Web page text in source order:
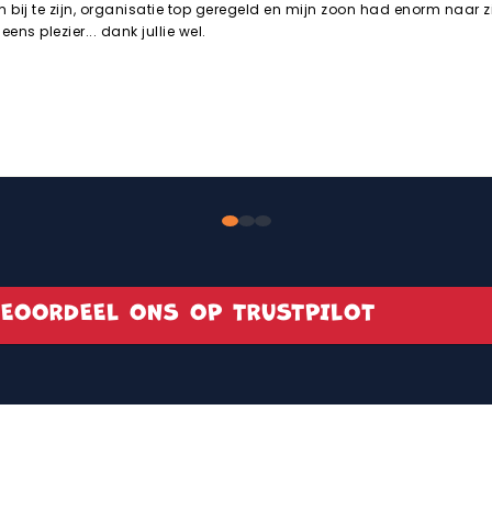
bij te zijn, organisatie top geregeld en mijn zoon had enorm naar
plezier... dank jullie wel.
ONS OP TRUSTPILOT